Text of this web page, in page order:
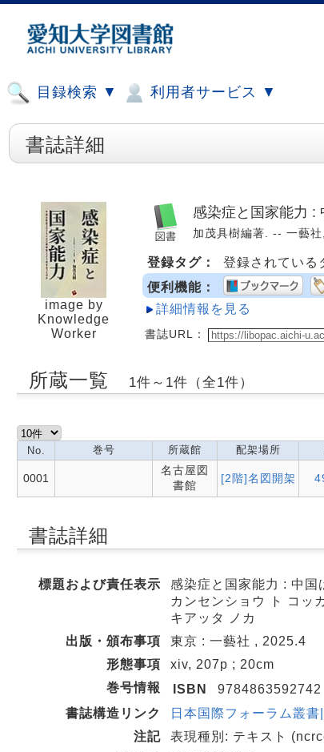
目録検索 ▼ 利用者サービス ▼
書誌詳細
image by
Knowledge
Worker
感染症と国家能力 :
加茂具樹編著. -- 一藝
登録タグ：
登録されている
便利機能：
詳細情報を見る
書誌URL：
所蔵一覧 1件～1件（全1件）
No. 巻号 所蔵館 配架場所
0001
名古屋図
書館
[2階]名図開架
書誌詳細
標題および責任表示
感染症と国家能力 : 中国
カンセンショウ ト コッ
キアッタ ノカ
出版・頒布事項
東京 : 一藝社 , 2025.4
形態事項
xiv, 207p ; 20cm
巻号情報
ISBN
9784863592742
書誌構造リンク
日本国際フォーラム叢
注記
表現種別: テキスト